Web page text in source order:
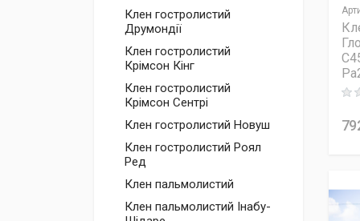
Клен гостролистий
Друмондії
Клен гостролистий
Крімсон Кінг
Клен гостролистий
Крімсон Сентрі
Клен гостролистий Новуш
Клен гостролистий Роял
Ред
Клен пальмолистий
Клен пальмолистий Інабу-